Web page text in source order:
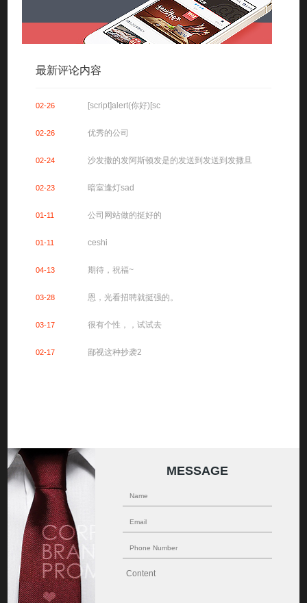
最新评论内容
02-26 [script]alert(你好)[sc
02-26 优秀的公司
02-24 沙发撒的发阿斯顿发是的发送到发送到发撒旦
02-23 暗室逢灯sad
01-11 公司网站做的挺好的
01-11 ceshi
04-13 期待，祝福~
03-28 恩，光看招聘就挺强的。
03-17 很有个性，，试试去
02-17 鄙视这种抄袭2
MESSAGE